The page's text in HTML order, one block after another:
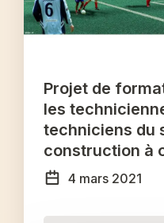
Projet de
les
techniciens du
construction à
4 mars 2021